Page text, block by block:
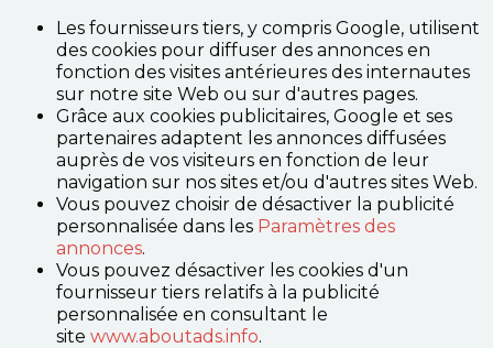
Les fournisseurs tiers, y compris Google, utilisent
des cookies pour diffuser des annonces en
fonction des visites antérieures des internautes
sur notre site Web ou sur d'autres pages.
Grâce aux cookies publicitaires, Google et ses
partenaires adaptent les annonces diffusées
auprès de vos visiteurs en fonction de leur
navigation sur nos sites et/ou d'autres sites Web.
Vous pouvez choisir de désactiver la publicité
personnalisée dans les Paramètres des
annonces.
Vous pouvez désactiver les cookies d'un
fournisseur tiers relatifs à la publicité
personnalisée en consultant le
site www.aboutads.info.